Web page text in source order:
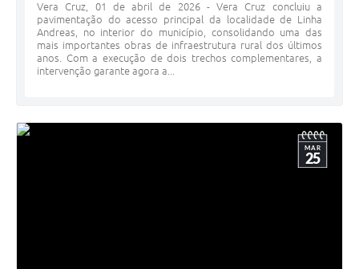
Vera Cruz, 01 de abril de 2026 - Vera Cruz concluiu a
pavimentação do acesso principal da localidade de Linha
Andreas, no interior do município, consolidando uma das
mais importantes obras de infraestrutura rural dos últimos
anos. Com a execução de dois trechos complementares, a
intervenção garante agora a...
MAR
25